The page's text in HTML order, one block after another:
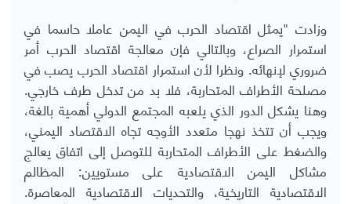
وزادت "يمثل اقتصاد الحرب في اليمن عاملا حاسما في
استمرار الصراع، وبالتالي فإن معالجة اقتصاد الحرب أمر
ضروري لإنهائه. ونظرا لأن استمرار اقتصاد الحرب يصب في
مصلحة الأطراف المتحاربة، فلا بد من تدخل طرف خارجي.
وهنا يشكل الدور الذي يلعبه المجتمع الدولي أهمية بالغة،
ويجب أن تتخذ نهجا متعدد الأوجه تجاه الاقتصاد اليمني،
والضغط على الأطراف المتحاربة للتوصل إلى اتفاق يعالج
مشاكل اليمن الاقتصادية على مستويين: المظالم
الاقتصادية التاريخية، والتحديات الاقتصادية المعاصرة.